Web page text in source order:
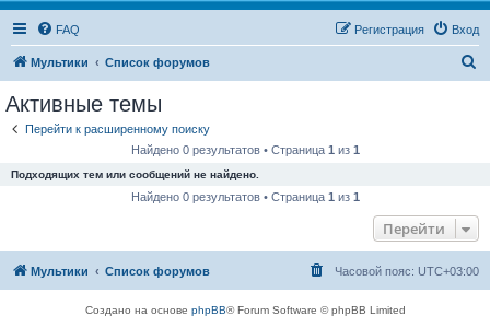
FAQ Вход
Регистрация
Мультики Список форумов
Активные темы
Перейти к расширенному поиску
Найдено 0 результатов • Страница 1 из 1
Подходящих тем или сообщений не найдено.
Найдено 0 результатов • Страница 1 из 1
Перейти
Мультики Список форумов Часовой пояс: UTC+03:00
Создано на основе phpBB® Forum Software © phpBB Limited